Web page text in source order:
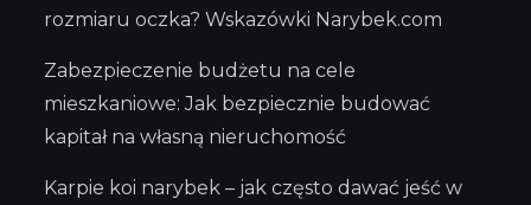
rozmiaru oczka? Wskazówki Narybek.com
Zabezpieczenie budżetu na cele
mieszkaniowe: Jak bezpiecznie budować
kapitał na własną nieruchomość
Karpie koi narybek – jak często dawać jeść w